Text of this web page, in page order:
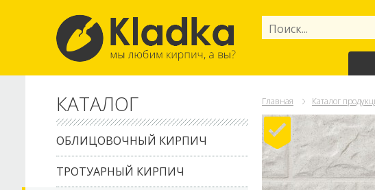
КАТАЛОГ
ОБЛИЦОВОЧНЫЙ КИРПИЧ
ТРОТУАРНЫЙ КИРПИЧ
Главная Каталог